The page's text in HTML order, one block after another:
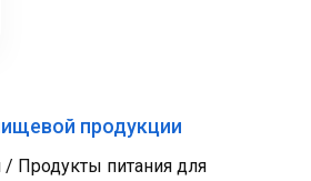
продукции
/ Продукты питания для